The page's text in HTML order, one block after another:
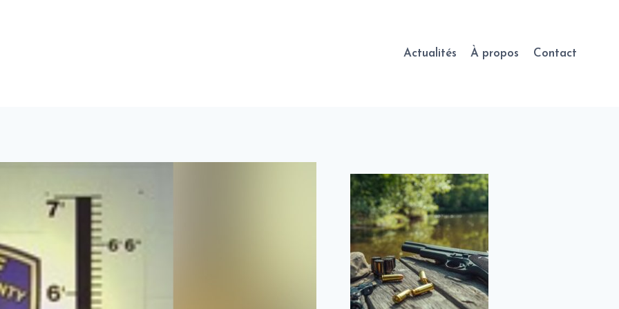
Actualités À propos Contact